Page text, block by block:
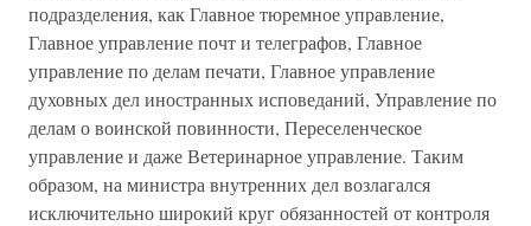
подразделения, как Главное тюремное управление,
Главное управление почт и телеграфов, Главное
управление по делам печати, Главное управление
духовных дел иностранных исповеданий, Управление по
делам о воинской повинности, Переселенческое
управление и даже Ветеринарное управление. Таким
образом, на министра внутренних дел возлагался
исключительно широкий круг обязанностей от контроля